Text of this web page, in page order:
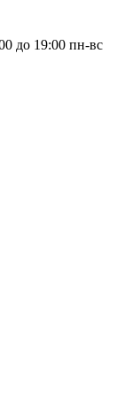
до 19:00 пн-вс